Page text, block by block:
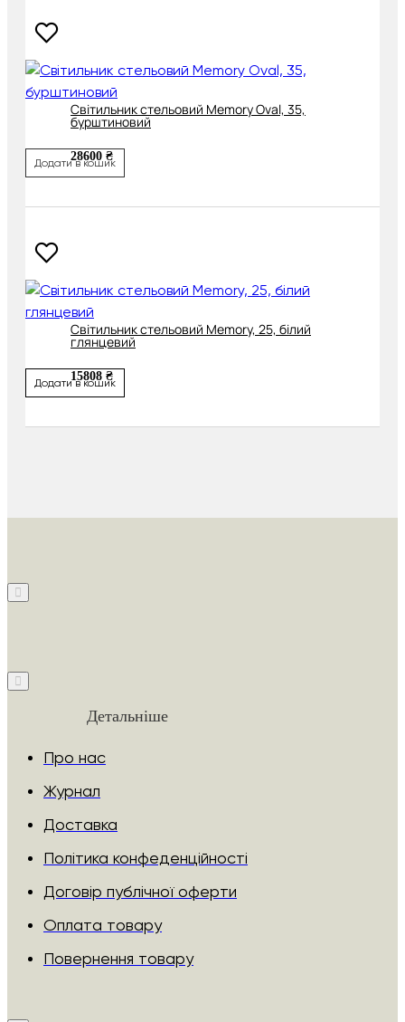
Світильник стельовий Memory Oval, 35,
бурштиновий
28600 ₴
Додати в кошик
Світильник стельовий Memory, 25, білий
глянцевий
15808 ₴
Додати в кошик
Детальніше
Про нас
Журнал
Доставка
Політика конфеденційності
Договір публічної оферти
Оплата товару
Повернення товару